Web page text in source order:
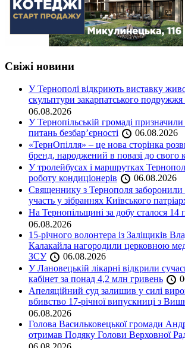
Свіжі новини
У Тернополі відкриють виставку
скульптури закарпатського
06.08.2026
У Тернопільській громаді
питань безбар’єрності
06.08.2026
«ТернОпілля» – це нова сторінка
бренд, народжений в повазі до свого
У тролейбусах і маршрутках
роботу кондиціонерів
06.08.2026
Священнику з Тернополя заборонили
участь у зібраннях Київського
На Тернопільщині за добу сталося 14
06.08.2026
15-річного волонтера із Заліщиків
Калакайла нагородили церковною
ЗСУ
06.08.2026
У Лановецькій лікарні відкрили
кабінет за понад 4,2 млн гривень
Апеляційний суд залишив у силі
вбивство 17-річної випускниці з
06.08.2026
Голова Васильковецької громади
отримав Подяку Голови Верховної